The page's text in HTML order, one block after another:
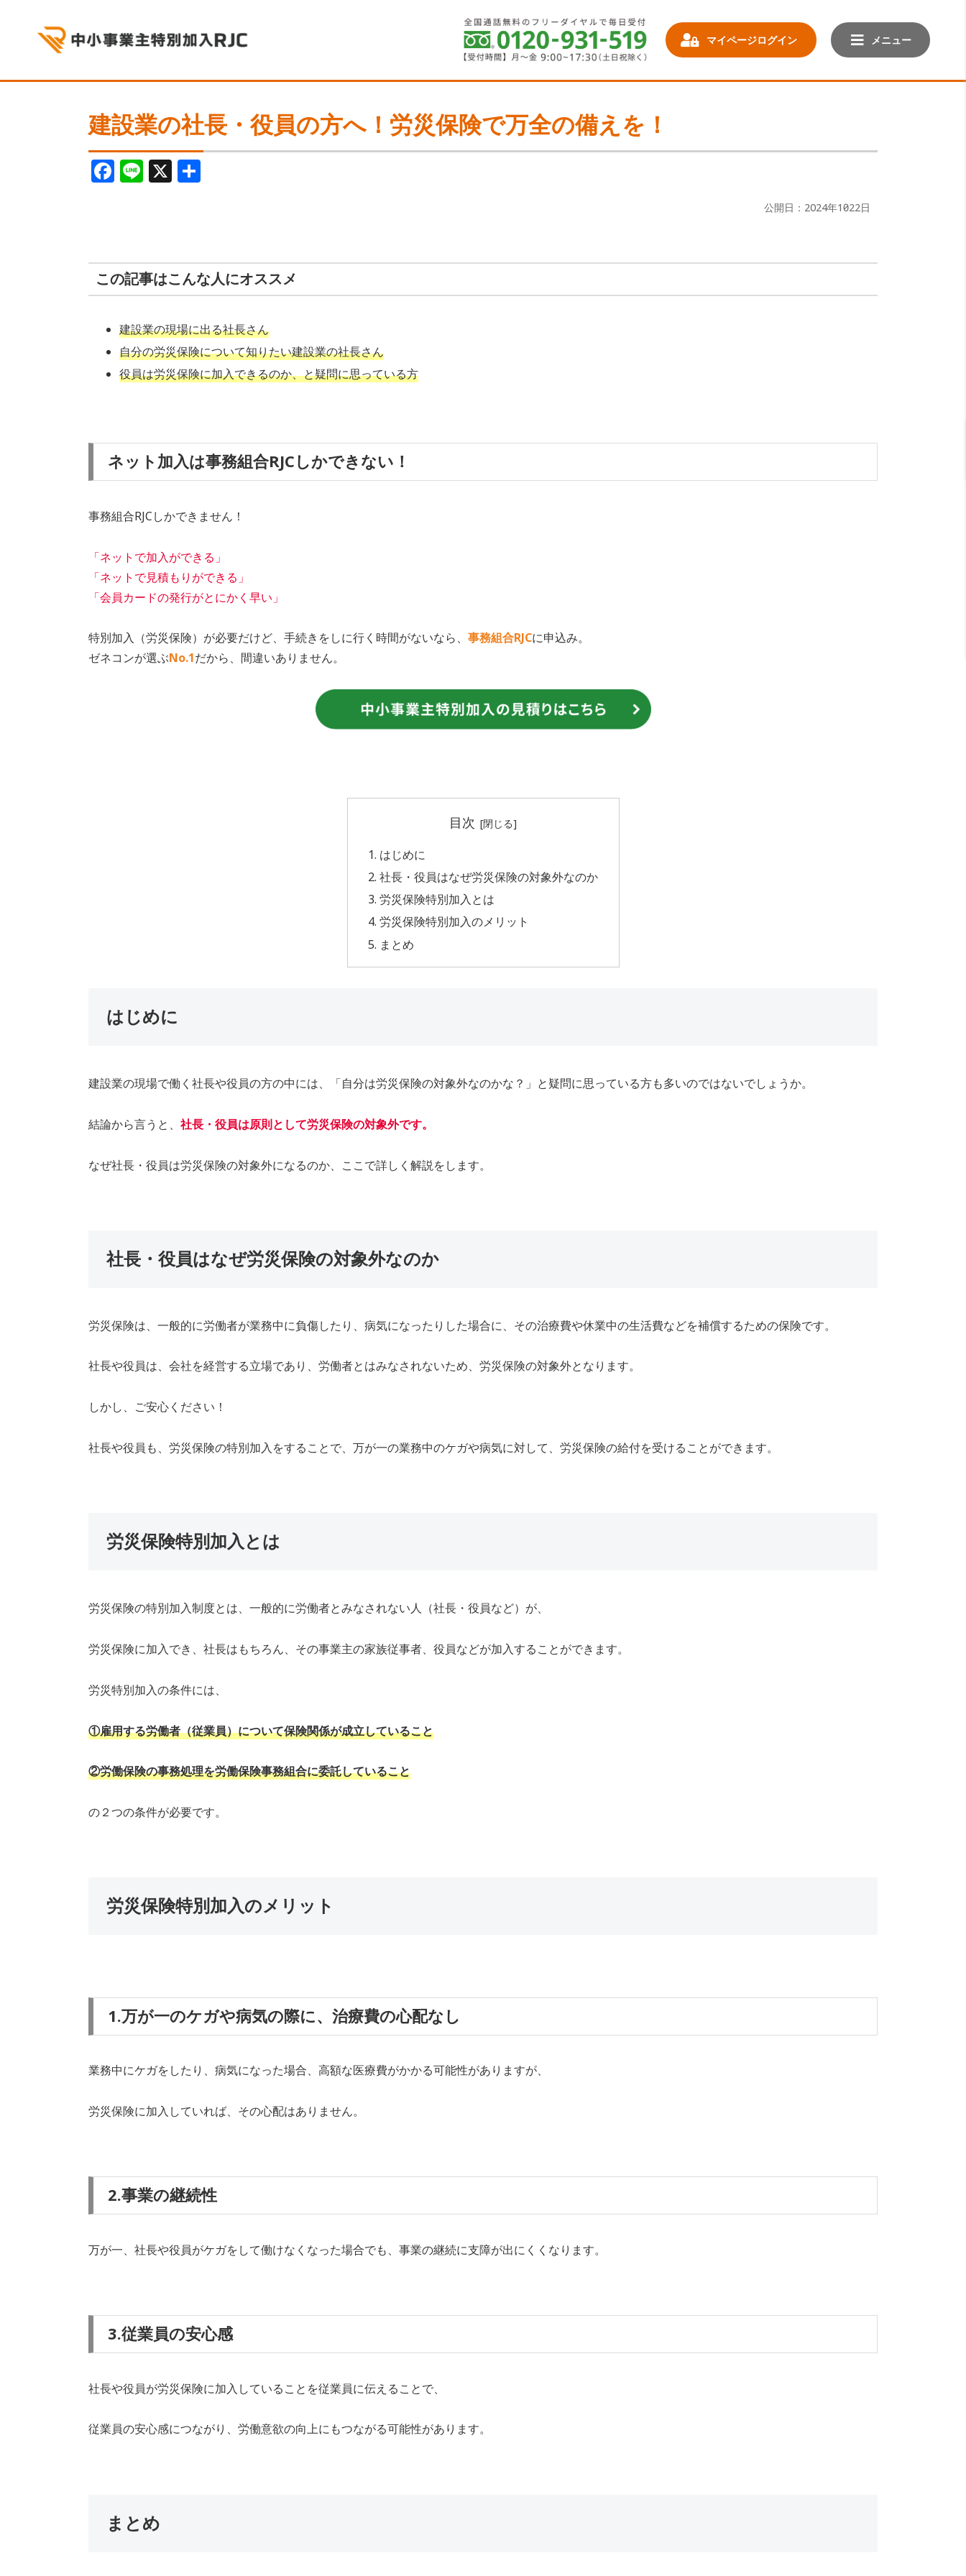
マイページログイン メニュー
建設業の社長・役員の方へ！労災保険で万全の備えを！
F
a
b
o
k
Li
n
X
公開日：2024年10月22日
この記事はこんな人にオススメ
建設業の現場に出る社長さん
自分の労災保険について知りたい建設業の社長さん
役員は労災保険に加入できるのか、と疑問に思っている方
ネット加入は事務組合RJCしかできない！
事務組合RJCしかできません！
「ネットで加入ができる」
「ネットで見積もりができる」
「会員カードの発行がとにかく早い」
特別加入（労災保険）が必要だけど、手続きをしに行く時間がないなら、 事務組合RJCに申込み。
ゼネコンが選ぶNo.1だから、間違いありません。
目次
はじめに
社長・役員はなぜ労災保険の対象外なのか
労災保険特別加入とは
労災保険特別加入のメリット
まとめ
はじめに
建設業の現場で働く社長や役員の方の中には、「自分は労災保険の対象外なのかな？」と疑問に思っている方も多いのではないでしょうか。
結論から言うと、 社長・役員は原則として労災保険の対象外です。
なぜ社長・役員は労災保険の対象外になるのか、ここで詳しく解説をします。
社長・役員はなぜ労災保険の対象外なのか
労災保険は、一般的に労働者が業務中に負傷したり、病気になったりした場合に、その治療費や休業中の生活費などを補償するための保険です。
社長や役員は、会社を経営する立場であり、労働者とはみなされないため、労災保険の対象外となります。
しかし、ご安心ください！
社長や役員も、労災保険の特別加入をすることで、万が一の業務中のケガや病気に対して、労災保険の給付を受けることができます。
労災保険特別加入とは
労災保険の特別加入制度とは、一般的に労働者とみなされない人（社長・役員など）が、
労災保険に加入でき、社長はもちろん、その事業主の家族従事者、役員などが加入することができます。
労災特別加入の条件には、
①雇用する労働者（従業員）について保険関係が成立していること
②労働保険の事務処理を労働保険事務組合に委託していること
の２つの条件が必要です。
労災保険特別加入のメリット
1.万が一のケガや病気の際に、治療費の心配なし
業務中にケガをしたり、病気になった場合、高額な医療費がかかる可能性がありますが、
労災保険に加入していれば、その心配はありません。
2.事業の継続性
万が一、社長や役員がケガをして働けなくなった場合でも、事業の継続に支障が出にくくなります。
3.従業員の安心感
社長や役員が労災保険に加入していることを従業員に伝えることで、
従業員の安心感につながり、労働意欲の向上にもつながる可能性があります。
まとめ